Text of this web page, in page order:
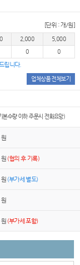
[단위 : 개/원]
2,000
5,000
0 0
립니다.
업체상품 전체보기
본수량 이하 주문시 전화요망)
원
원 (협의 후 기록)
원 (부가세 별도)
원
원 (부가세 포함)